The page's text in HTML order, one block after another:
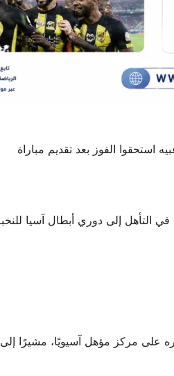
استحقوا الفوز بعد تقديم مباراة
على مركز مؤهل آسيويًا، مشيرًا إلى